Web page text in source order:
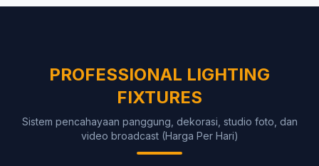
PROFESSIONAL LIGHTING
FIXTURES
Sistem pencahayaan panggung, dekorasi, studio foto, dan
video broadcast (Harga Per Hari)